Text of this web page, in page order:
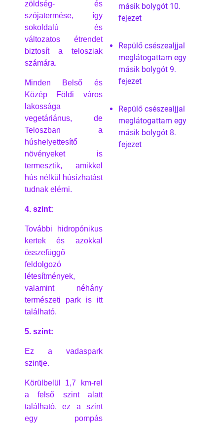
zöldség- és
szójatermése, így
sokoldalú és
változatos étrendet
biztosít a telosziak
számára.
Minden Belső és
Közép Földi város
lakossága
vegetáriánus, de
Teloszban a
húshelyettesítő
növényeket is
termesztik, amikkel
hús nélkül húsízhatást
tudnak elérni.
4. szint:
További hidropónikus
kertek és azokkal
összefüggő
feldolgozó
létesítmények,
valamint néhány
természeti park is itt
található.
5. szint:
Ez a vadaspark
szintje.
Körülbelül 1,7 km-rel
a felső szint alatt
található, ez a szint
egy pompás
másik bolygót 10.
fejezet
Repülő csészealjjal
meglátogattam egy
másik bolygót 9.
fejezet
Repülő csészealjjal
meglátogattam egy
másik bolygót 8.
fejezet